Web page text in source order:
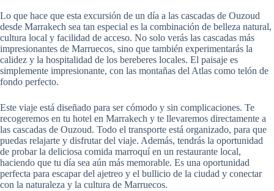
Lo que hace que esta excursión de un día a las cascadas de Ouzoud
desde Marrakech sea tan especial es la combinación de belleza natural,
cultura local y facilidad de acceso. No solo verás las cascadas más
impresionantes de Marruecos, sino que también experimentarás la
calidez y la hospitalidad de los bereberes locales. El paisaje es
simplemente impresionante, con las montañas del Atlas como telón de
fondo perfecto.
Este viaje está diseñado para ser cómodo y sin complicaciones. Te
recogeremos en tu hotel en Marrakech y te llevaremos directamente a
las cascadas de Ouzoud. Todo el transporte está organizado, para que
puedas relajarte y disfrutar del viaje. Además, tendrás la oportunidad
de probar la deliciosa comida marroquí en un restaurante local,
haciendo que tu día sea aún más memorable. Es una oportunidad
perfecta para escapar del ajetreo y el bullicio de la ciudad y conectar
con la naturaleza y la cultura de Marruecos.